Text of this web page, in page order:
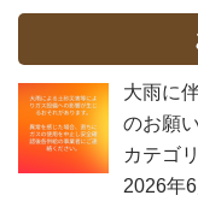
大雨に
のお願い
カテゴ
2026年